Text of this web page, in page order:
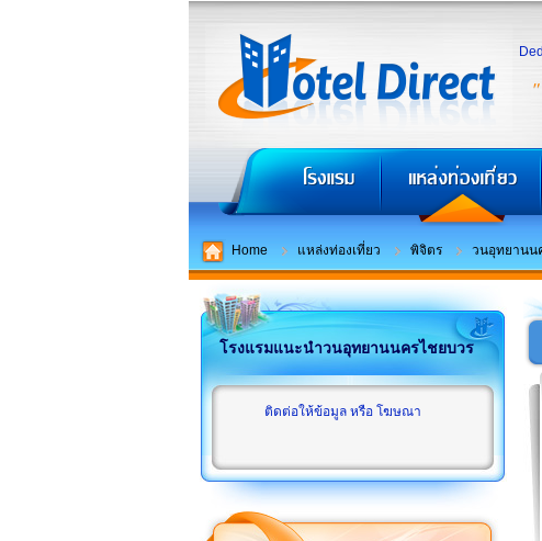
Home แหล่งท่องเที่ยว พิจิตร วนอุทยานน
โรงแรมแนะนำวนอุทยานนครไชยบวร
ติดต่อให้ข้อมูล หรือ โฆษณา